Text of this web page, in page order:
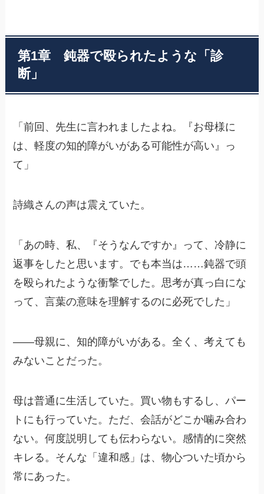
第1章 鈍器で殴られたような「診
断」
「前回、先生に言われましたよね。『お母様に
は、軽度の知的障がいがある可能性が高い』っ
て」
詩織さんの声は震えていた。
「あの時、私、『そうなんですか』って、冷静に
返事をしたと思います。でも本当は……鈍器で頭
を殴られたような衝撃でした。思考が真っ白にな
って、言葉の意味を理解するのに必死でした」
――母親に、知的障がいがある。全く、考えても
みないことだった。
母は普通に生活していた。買い物もするし、パー
トにも行っていた。ただ、会話がどこか噛み合わ
ない。何度説明しても伝わらない。感情的に突然
キレる。そんな「違和感」は、物心ついた頃から
常にあった。